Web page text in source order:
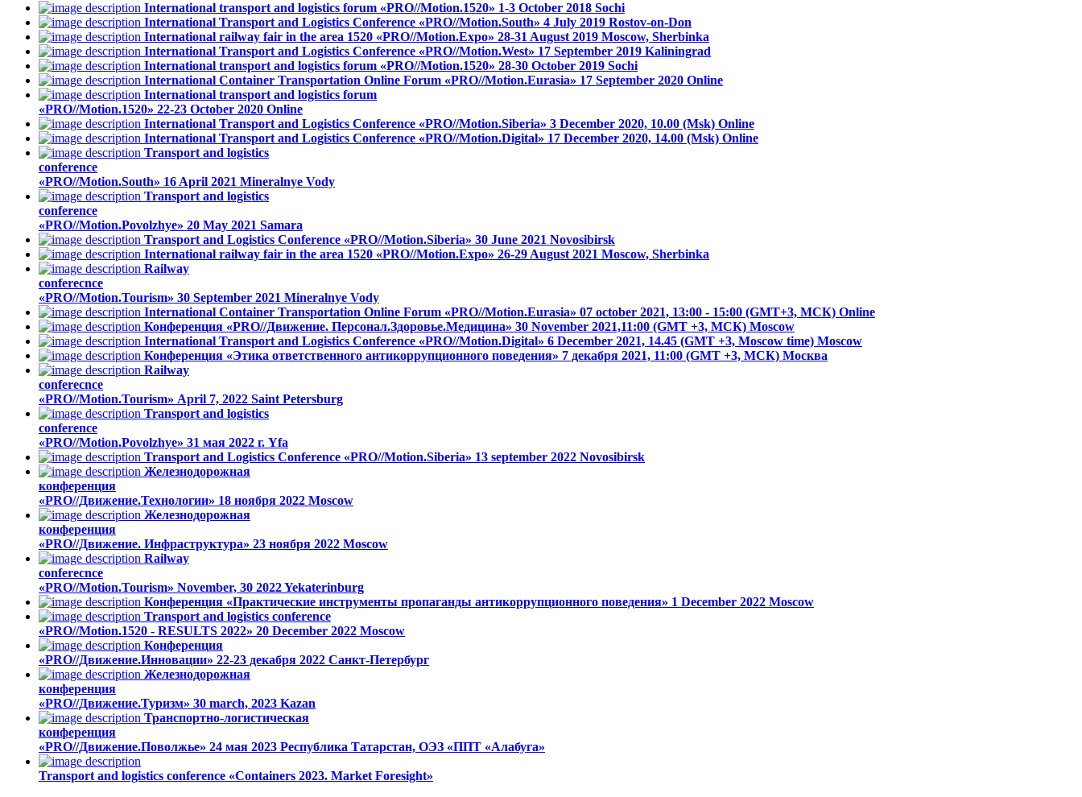
International transport and logistics forum «PRO//Motion.1520» 1-3 October 2018 Sochi
International Transport and Logistics Conference «PRO//Motion.South» 4 July 2019 Rostov-on-Don
International railway fair in the area 1520 «PRO//Motion.Expo» 28-31 August 2019 Moscow, Sherbinka
International Transport and Logistics Conference «PRO//Motion.West» 17 September 2019 Kaliningrad
International transport and logistics forum «PRO//Motion.1520» 28-30 October 2019 Sochi
International Container Transportation Online Forum «PRO//Motion.Eurasia» 17 September 2020 Online
International transport and logistics forum
«PRO//Motion.1520» 22-23 October 2020 Online
International Transport and Logistics Conference «PRO//Motion.Siberia» 3 December 2020, 10.00 (Msk) Online
International Transport and Logistics Conference «PRO//Motion.Digital» 17 December 2020, 14.00 (Msk) Online
Transport and logistics
conference
«PRO//Motion.South» 16 April 2021 Mineralnye Vody
Transport and logistics
conference
«PRO//Motion.Povolzhye» 20 May 2021 Samara
Transport and Logistics Conference «PRO//Motion.Siberia» 30 June 2021 Novosibirsk
International railway fair in the area 1520 «PRO//Motion.Expo» 26-29 August 2021 Moscow, Sherbinka
Railway
conferecnce
«PRO//Motion.Tourism» 30 September 2021 Mineralnye Vody
International Container Transportation Online Forum «PRO//Motion.Eurasia» 07 october 2021, 13:00 - 15:00 (GMT+3, МСК) Online
Конференция «PRO//Движение. Персонал.Здоровье.Медицина» 30 November 2021,11:00 (GMT +3, МСК) Moscow
International Transport and Logistics Conference «PRO//Motion.Digital» 6 December 2021, 14.45 (GMT +3, Moscow time) Moscow
Конференция «Этика ответственного антикоррупционного поведения» 7 декабря 2021, 11:00 (GMT +3, МСК) Москва
Railway
conferecnce
«PRO//Motion.Tourism» April 7, 2022 Saint Petersburg
Transport and logistics
conference
«PRO//Motion.Povolzhye» 31 мая 2022 г. Yfa
Transport and Logistics Conference «PRO//Motion.Siberia» 13 september 2022 Novosibirsk
Железнодорожная
конференция
«PRO//Движение.Технологии» 18 ноября 2022 Moscow
Железнодорожная
конференция
«PRO//Движение. Инфраструктура» 23 ноября 2022 Moscow
Railway
conferecnce
«PRO//Motion.Tourism» November, 30 2022Yekaterinburg
Конференция «Практические инструменты пропаганды антикоррупционного поведения» 1 December 2022 Moscow
Transport and logistics conference
«PRO//Motion.1520 - RESULTS 2022» 20 December 2022 Moscow
Конференция
«PRO//Движение.Инновации» 22-23 декабря 2022 Санкт-Петербург
Железнодорожная
конференция
«PRO//Движение.Туризм» 30 march, 2023 Kazan
Транспортно-логистическая
конференция
«PRO//Движение.Поволжье» 24 мая 2023 Республика Татарстан, ОЭЗ «ППТ «Алабуга»
Transport and logistics conference «Containers 2023. Market Foresight»